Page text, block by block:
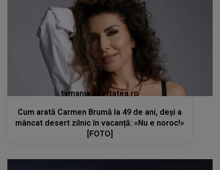
tvmania.libertatea.ro
Cum arată Carmen Brumă la 49 de ani, deși a
mâncat desert zilnic în vacanță: «Nu e noroc!»
[FOTO]